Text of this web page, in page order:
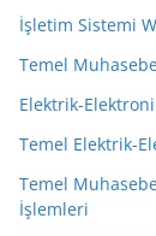
İşletim Sistemi
Temel
Elektrik-
Temel Elektrik-
Temel
İşlemleri